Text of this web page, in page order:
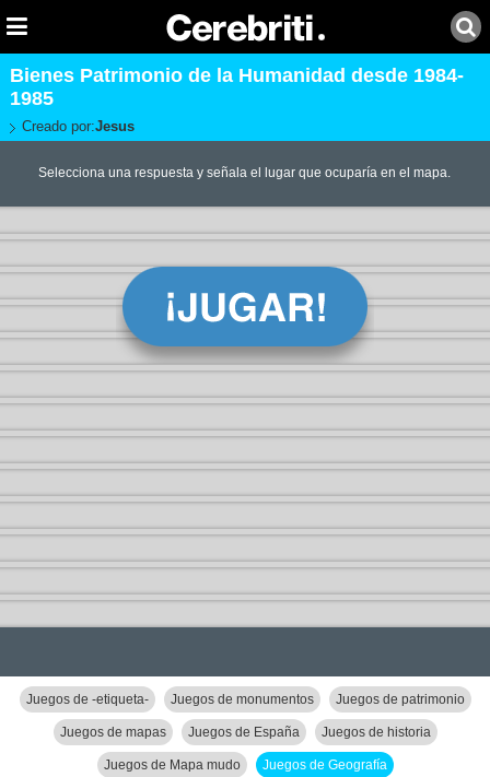
Bienes Patrimonio de la Humanidad desde 1984-
1985
Creado por:Jesus
Selecciona una respuesta y señala el lugar que ocuparía en el mapa.
Juegos de -etiqueta- Juegos de monumentos Juegos de patrimonio
Juegos de mapas Juegos de España Juegos de historia
Juegos de Mapa mudo Juegos de Geografía